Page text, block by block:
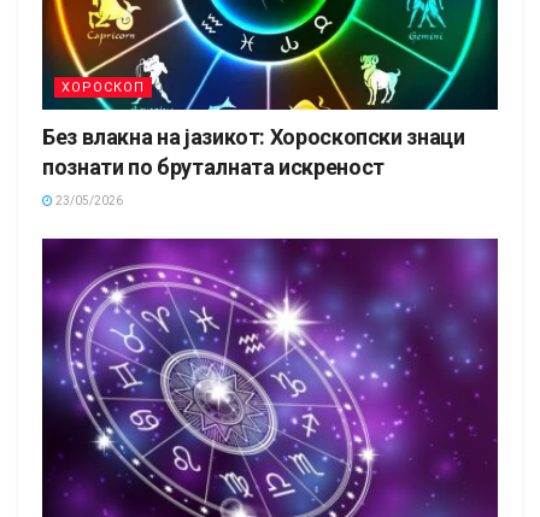
ХОРОСКОП
Без влакна на јазикот: Хороскопски знаци
познати по бруталната искреност
23/05/2026